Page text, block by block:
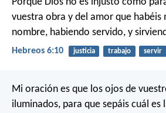
Porque Dios no es injusto como
vuestra obra y del amor que habéis
nombre, habiendo servido, y
Hebreos 6:10 justicia trabajo servir
Mi oración es que los ojos de
iluminados, para que sepáis cuál es